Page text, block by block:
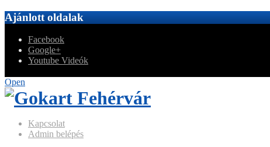
Ajánlott oldalak
Facebook
Google+
Youtube Videók
Open
Kapcsolat
Admin belépés